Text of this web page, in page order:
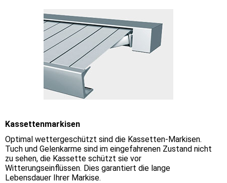
Kassettenmarkisen
Optimal wettergeschützt sind die Kassetten-Markisen.
Tuch und Gelenkarme sind im eingefahrenen Zustand nicht
zu sehen, die Kassette schützt sie vor
Witterungseinflüssen. Dies garantiert die lange
Lebensdauer Ihrer Markise.